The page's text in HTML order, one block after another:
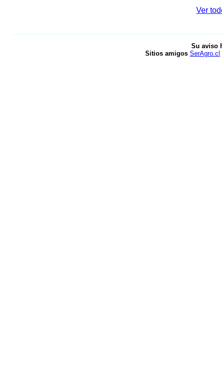
Ver
Su aviso
Sitios amigos SerAgro.cl